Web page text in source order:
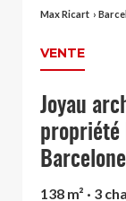
Max Ricart ›
VENTE
Joyau
propriété
138 m² · 3